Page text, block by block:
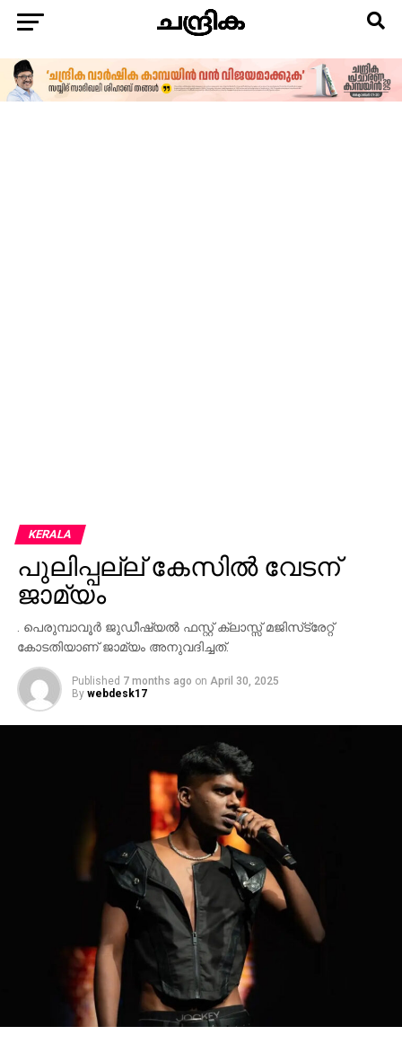
KERALA
പുലിപ്പല്ല് കേസില്‍ വേടന്
ജാമ്യം
. പെരുമ്പാവൂര്‍ ജുഡീഷ്യല്‍ ഫസ്റ്റ് ക്ലാസ്സ് മജിസ്‌ട്രേറ്റ്
കോടതിയാണ് ജാമ്യം അനുവദിച്ചത്.
Published 7 months ago on April 30, 2025
By webdesk17